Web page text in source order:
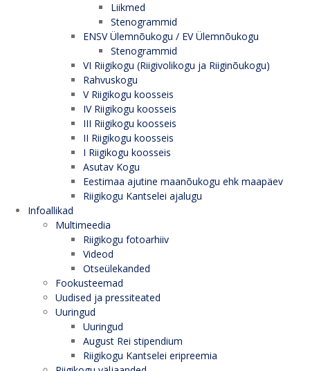
Liikmed
Stenogrammid
ENSV Ülemnõukogu / EV Ülemnõukogu
Stenogrammid
VI Riigikogu (Riigivolikogu ja Riiginõukogu)
Rahvuskogu
V Riigikogu koosseis
IV Riigikogu koosseis
III Riigikogu koosseis
II Riigikogu koosseis
I Riigikogu koosseis
Asutav Kogu
Eestimaa ajutine maanõukogu ehk maapäev
Riigikogu Kantselei ajalugu
Infoallikad
Multimeedia
Riigikogu fotoarhiiv
Videod
Otseülekanded
Fookusteemad
Uudised ja pressiteated
Uuringud
Uuringud
August Rei stipendium
Riigikogu Kantselei eripreemia